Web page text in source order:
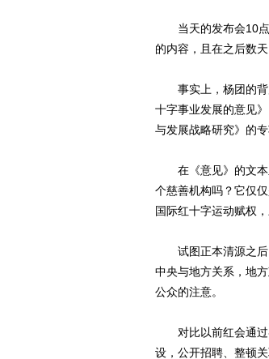
当天的发布会10点
的内容，且在之后数
事实上，杨团的背
十字事业发展的意见
与发展战略研究》的
在《意见》的文本
个慈善机构吗？它仅
国际红十字运动赋权
试图正本清源之后
中央与地方关系，地
公众的注意。
对比以前红会通过
设，公开招聘、整顿